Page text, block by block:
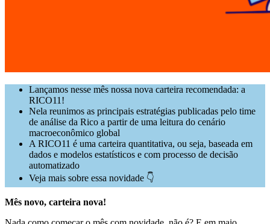
Lançamos nesse mês nossa nova carteira recomendada: a
RICO11!
Nela reunimos as principais estratégias publicadas pelo time
de análise da Rico a partir de uma leitura do cenário
macroeconômico global
A RICO11 é uma carteira quantitativa, ou seja, baseada em
dados e modelos estatísticos e com processo de decisão
automatizado
Veja mais sobre essa novidade 👇
Mês novo, carteira nova!